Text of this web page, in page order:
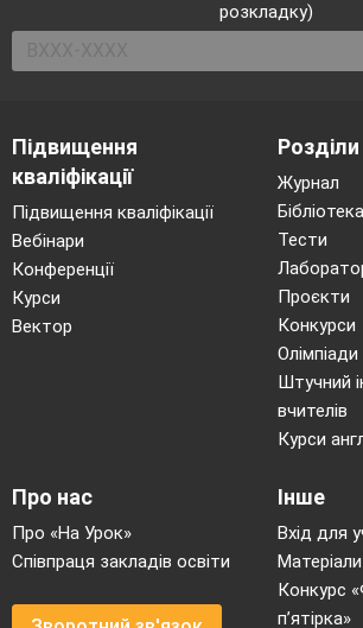
розкладку)
Підвищення
кваліфікації
Підвищення кваліфікації
Вебінари
Конференції
Курси
Вектор
Розділи
Журнал
Тести
Проєкти
Конкурси
Олімпіади
Штучний
вчителів
Курси
Про нас
Про «На Урок»
Співпраця закладів освіти
Інше
Вхід для
Конкурс
п’ятірка»